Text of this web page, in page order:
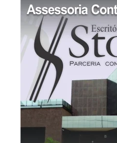
Autor:Cepea
Site: Cepea